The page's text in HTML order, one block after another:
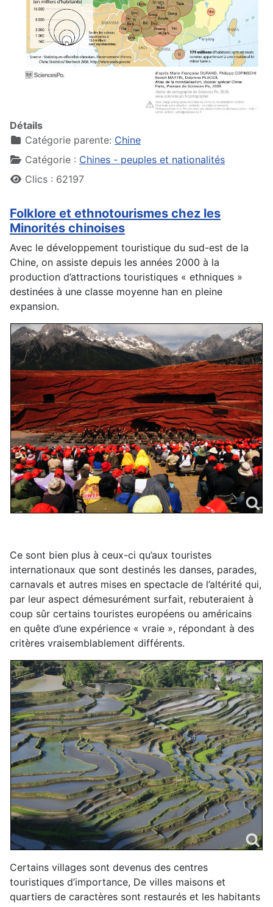
Détails
Catégorie parente: Chine
Catégorie : Chines - peuples et nationalités
Clics : 62197
Folklore et ethnotourismes chez les
Minorités chinoises
Avec le développement touristique du sud-est de la
Chine, on assiste depuis les années 2000 à la
production d’attractions touristiques « ethniques »
destinées à une classe moyenne han en pleine
expansion.
Ce sont bien plus à ceux-ci qu’aux touristes
internationaux que sont destinés les danses, parades,
carnavals et autres mises en spectacle de l’altérité qui,
par leur aspect démesurément surfait, rebuteraient à
coup sûr certains touristes européens ou américains
en quête d’une expérience « vraie », répondant à des
critères vraisemblablement différents.
Certains villages sont devenus des centres
touristiques d’importance, De villes maisons et
quartiers de caractères sont restaurés et les habitants